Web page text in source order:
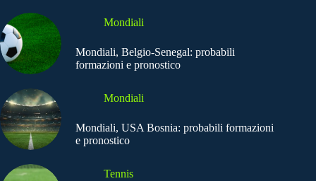
Mondiali
Mondiali, Belgio-Senegal: probabili
formazioni e pronostico
Mondiali
Mondiali, USA Bosnia: probabili formazioni
e pronostico
Tennis